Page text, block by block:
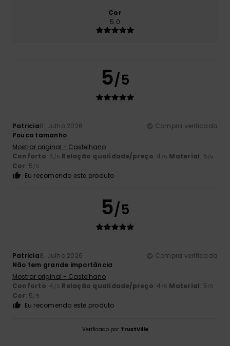
Cor
5.0
5/5
Patricia8. Julho 2026
Compra verificada
Pouco tamanho
Mostrar original - Castelhano
Conforto: 4 /5 Relação qualidade/preço: 4 /5 Material: 5/5
Cor: 5/5
Eu recomendo este produto
5/5
Patricia8. Julho 2026
Compra verificada
Não tem grande importância
Mostrar original - Castelhano
Conforto: 4 /5 Relação qualidade/preço: 4 /5 Material: 5/5
Cor: 5/5
Eu recomendo este produto
Verificado por TrustVille